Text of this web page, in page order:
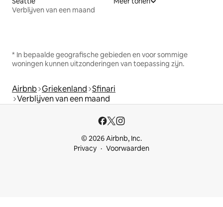
Verblijven van een maand
* In bepaalde geografische gebieden en voor sommige
woningen kunnen uitzonderingen van toepassing zijn.
Airbnb Griekenland Sfinari
Verblijven van een maand
© 2026 Airbnb, Inc.
Privacy
Voorwaarden